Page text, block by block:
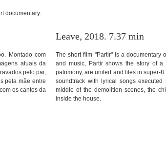
documentary.
Montado com
atuais da
pelo pai,
pela mãe entre
os cantos da
Leave, 2018. 7.37 min
The short film "Partir" is a documentary
and music, Partir shows the story of a
patrimony, are united and files in super-
soundtrack with lyrical songs
middle of the demolition scenes, the
inside the house.